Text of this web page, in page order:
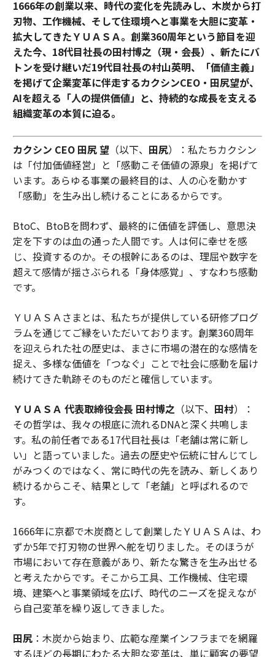
1666年の創業以来、時代の変化を先読みし、木炭から打
刃物、工作機械、そして住環境へと事業を大胆に変革・
拡大してきたＹＵＡＳＡ。創業360周年という節目を迎
えた今、18代目社長の田村博之（現・会長）、新たにバ
トンを受け継いだ19代目社長の村山英明、「価値主義」
を掲げて企業変革に伴走するカクシンCEO・田尻望が、
AIを超える「人の提供価値」と、持続的な成長を支える
組織変革の本質に迫る。
カクシン CEO 田尻 望（以下、 田尻）：私たちカクシン
は「付加価値経営」と「感動こそ価値の源泉」を掲げて
います。あらゆる事業の最終目的は、人の心を動かす
「感動」を生み出し続けることにあるからです。
BtoC、BtoBを問わず、最終的に価値を評価し、意思決
定を下すのは血の通った人間です。人は何に幸せを感
じ、投資するのか。その根幹にあるのは、理屈や数字を
超えて感情が揺さぶられる「身体感覚」、すなわち感動
です。
ＹＵＡＳＡさまとは、私たちが提供している研修プログ
ラムを通じてご縁をいただいております。創業360周年
を迎えられた社の歴史は、まさに市場の潜在的な感情を
捉え、多様な価値を「つなぐ」ことで社会に感動を届け
続けてきた軌跡そのものだと確信しています。
ＹＵＡＳＡ 代表取締役会長 田村博之（以下、 田村）：
その哲学は、我々の根底に流れるDNAと深く共鳴しま
す。私の前任者である17代目社長は「老舗は常に新し
い」と語っていました。過去の歴史や伝統に甘んじてし
がみつくのではなく、常に時代の先を読み、新しくあり
続けるからこそ、結果として「老舗」と呼ばれるので
す。
1666年に京都で木炭商として創業したＹＵＡＳＡは、わ
ずか5年で打刃物の世界へ舵を切りました。そのほうが
市場において存在意義があり、新たな驚きを生み出せる
と考えたからです。そこから工具、工作機械、住宅環
境、建築へと事業領域を広げ、時代のニーズを捉えなが
ら自己変革を繰り返してきました。
田尻：木炭から始まり、広範な産業インフラまでを網羅
するほどの長期にわたる大胆な変革は、単に顧客の要望